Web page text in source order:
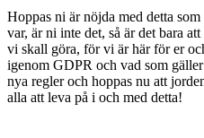
Hoppas ni är nöjda med detta
var, är ni inte det, så är det bara
vi skall göra, för vi är här för er
igenom GDPR och vad som gäller
nya regler och hoppas nu att
alla att leva på i och med detta!